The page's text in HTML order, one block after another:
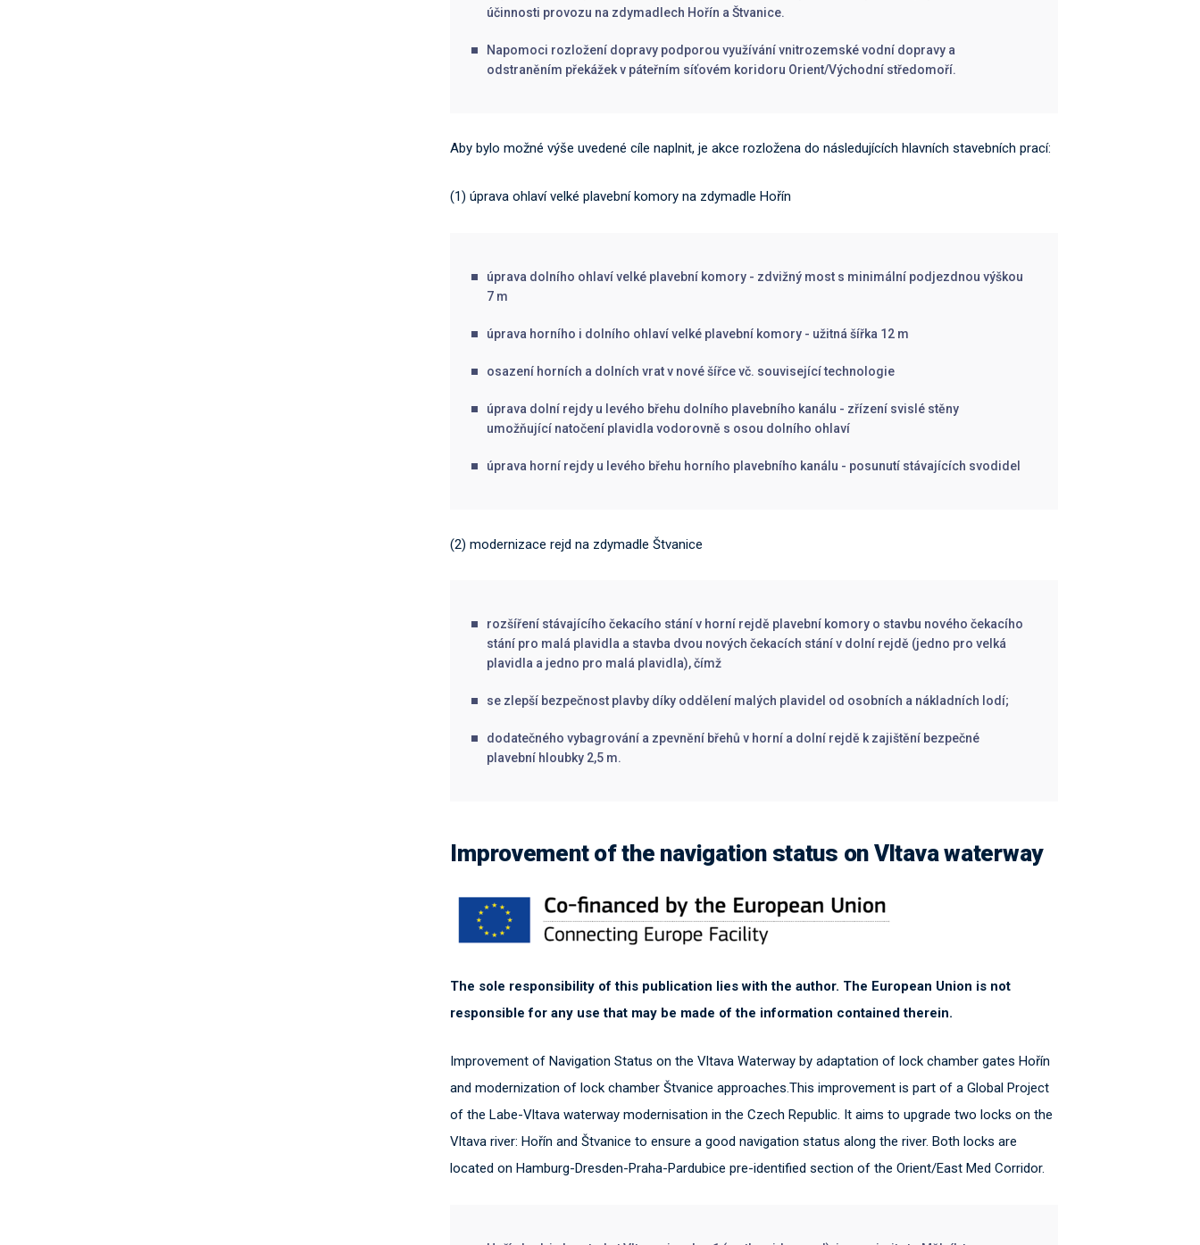
účinnosti provozu na zdymadlech Hořín a Štvanice.
Napomoci rozložení dopravy podporou využívání vnitrozemské vodní dopravy a
odstraněním překážek v páteřním síťovém koridoru Orient/Východní středomoří.
Aby bylo možné výše uvedené cíle naplnit, je akce rozložena do následujících hlavních stavebních prací:
(1) úprava ohlaví velké plavební komory na zdymadle Hořín
úprava dolního ohlaví velké plavební komory - zdvižný most s minimální podjezdnou výškou
7 m
úprava horního i dolního ohlaví velké plavební komory - užitná šířka 12 m
osazení horních a dolních vrat v nové šířce vč. související technologie
úprava dolní rejdy u levého břehu dolního plavebního kanálu - zřízení svislé stěny
umožňující natočení plavidla vodorovně s osou dolního ohlaví
úprava horní rejdy u levého břehu horního plavebního kanálu - posunutí stávajících svodidel
(2) modernizace rejd na zdymadle Štvanice
rozšíření stávajícího čekacího stání v horní rejdě plavební komory o stavbu nového čekacího
stání pro malá plavidla a stavba dvou nových čekacích stání v dolní rejdě (jedno pro velká
plavidla a jedno pro malá plavidla), čímž
se zlepší bezpečnost plavby díky oddělení malých plavidel od osobních a nákladních lodí;
dodatečného vybagrování a zpevnění břehů v horní a dolní rejdě k zajištění bezpečné
plavební hloubky 2,5 m.
Improvement of the navigation status on Vltava waterway
The sole responsibility of this publication lies with the author. The European Union is not
responsible for any use that may be made of the information contained therein.
Improvement of Navigation Status on the Vltava Waterway by adaptation of lock chamber gates Hořín
and modernization of lock chamber Štvanice approaches.This improvement is part of a Global Project
of the Labe-Vltava waterway modernisation in the Czech Republic. It aims to upgrade two locks on the
Vltava river: Hořín and Štvanice to ensure a good navigation status along the river. Both locks are
located on Hamburg-Dresden-Praha-Pardubice pre-identified section of the Orient/East Med Corridor.